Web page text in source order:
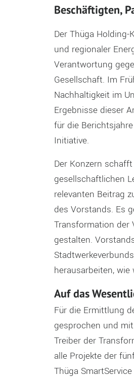
Beschäftigten,
Der Thüga
und regionaler
Verantwortung
Gesellschaft. Im
Nachhaltigkeit im
Ergebnisse dieser
für die
Initiative.
Der Konzern
gesellschaftlichen
relevanten Beitrag
des Vorstands. Es
Transformation der
gestalten.
herausarbeiten,
Auf das
Für die Ermittlung
gesprochen und
Treiber der
alle Projekte der
Thüga